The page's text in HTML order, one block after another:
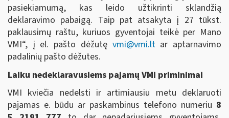
pasiekiamumą, kas leido užtikrinti sklandžią
deklaravimo pabaigą. Taip pat atsakyta į 27 tūkst.
paklausimų raštu, kuriuos gyventojai teikė per Mano
VMI“, į el. pašto dėžutę vmi@vmi.ltar aptarnavimo
padalinių pašto dėžutes.
Laiku nedeklaravusiems pajamų VMI priminimai
VMI kviečia nedelsti ir artimiausiu metu deklaruoti
pajamas e. būdu ar paskambinus telefono numeriu 8